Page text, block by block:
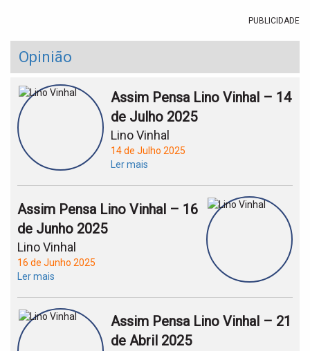
PUBLICIDADE
Opinião
Assim Pensa Lino Vinhal – 14
de Julho 2025
Lino Vinhal
14 de Julho 2025
Ler mais
Assim Pensa Lino Vinhal – 16
de Junho 2025
Lino Vinhal
16 de Junho 2025
Ler mais
Assim Pensa Lino Vinhal – 21
de Abril 2025